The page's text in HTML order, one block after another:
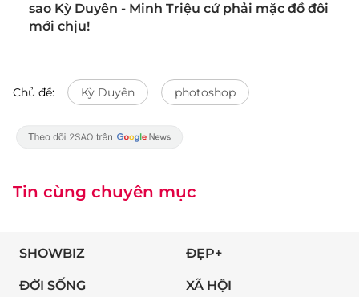
sao Kỳ Duyên - Minh Triệu cứ phải mặc đồ đôi
mới chịu!
Chủ đề: Kỳ Duyên photoshop
Tin cùng chuyên mục
SHOWBIZ ĐẸP+
ĐỜI SỐNG XÃ HỘI